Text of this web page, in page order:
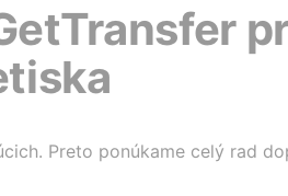
Preto ponúkame celý rad